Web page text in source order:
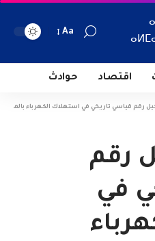
Aa
اقتصاد حوادث
رقم قياسي تاريخي في استهلاك الكهرباء بالمغرب
رقم
في